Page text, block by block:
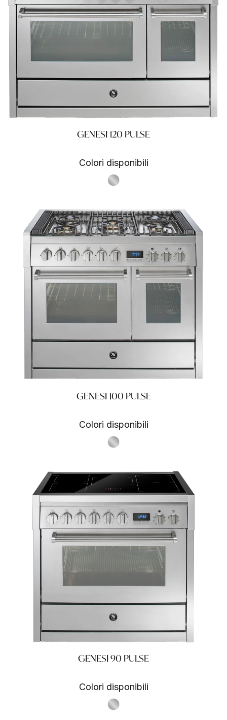
GENESI 120 PULSE
Colori disponibili
S.Steel SS
GENESI 100 PULSE
Colori disponibili
S.Steel SS
GENESI 90 PULSE
Colori disponibili
S.Steel SS